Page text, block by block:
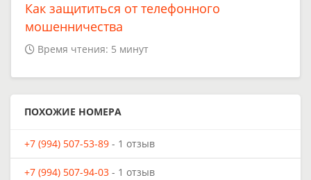
Как защититься от телефонного
мошенничества
Время чтения: 5 минут
ПОХОЖИЕ НОМЕРА
+7 (994) 507-53-89 - 1 отзыв
+7 (994) 507-94-03 - 1 отзыв